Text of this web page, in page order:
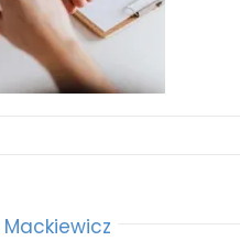
Mackiewicz